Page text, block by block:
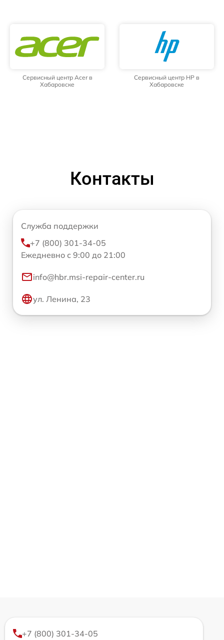
Сервисный центр Acer в
Хабаровске
Сервисный центр HP в
Хабаровске
Контакты
Служба поддержки
+7 (800) 301-34-05
Ежедневно с 9:00 до 21:00
info@hbr.msi-repair-center.ru
ул. Ленина, 23
+7 (800) 301-34-05